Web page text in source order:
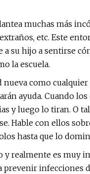
muchas más
etc. Este
a su hijo a sentirse
la escuela.
nueva como
ayuda. Cuando
y luego lo tiran. O
Hable con ellos
hasta que lo
y realmente es muy
prevenir infecciones